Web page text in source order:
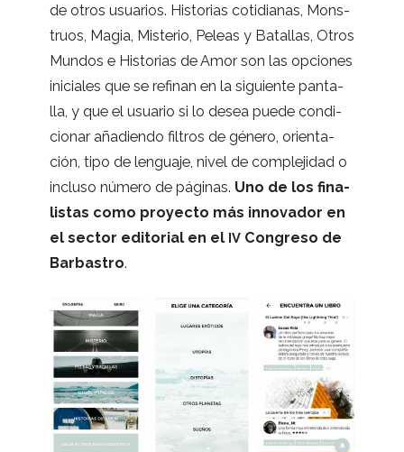
de otros usua­rios. His­to­rias coti­dia­nas, Mons­
truos, Magia, Mis­te­rio, Peleas y Bata­llas, Otros
Mun­dos e His­to­rias de Amor son las opcio­nes
ini­cia­les que se refi­nan en la siguiente pan­ta­
lla, y que el usua­rio si lo desea puede con­di­
cio­nar aña­diendo fil­tros de género, orien­ta­
ción, tipo de len­guaje, nivel de com­ple­ji­dad o
incluso número de pági­nas. Uno de los fina­
lis­tas como pro­yecto más inno­va­dor en
el sec­tor edi­to­rial en el IVCon­greso de
Bar­bas­tro.